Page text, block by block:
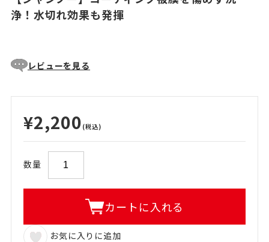
浄！水切れ効果も発揮
レビューを見る
¥2,200 (税込)
数量
カートに入れる
お気に入りに追加